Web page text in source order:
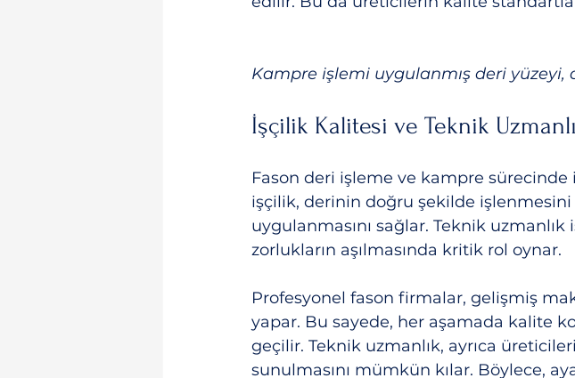
Kampre işlemi uygulanmış deri yüzeyi,
İşçilik Kalitesi ve Teknik
Fason deri işleme ve kampre
işçilik, derinin doğru şekilde
uygulanmasını sağlar. Teknik
zorlukların aşılmasında kritik rol oynar.
Profesyonel fason firmalar, gelişmiş
yapar. Bu sayede, her aşamada kalite
geçilir. Teknik uzmanlık, ayrıca
sunulmasını mümkün kılar. Böylece,